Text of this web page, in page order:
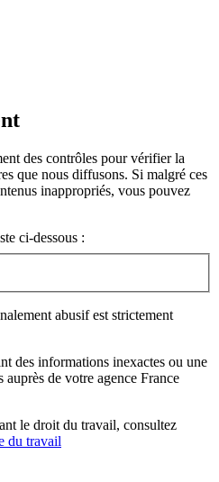
des contrôles pour vérifier la
que nous diffusons. Si malgré ces
inappropriés, vous pouvez
ci-dessous :
abusif est strictement
des informations inexactes ou une
auprès de votre agence France
le droit du travail, consultez
du travail